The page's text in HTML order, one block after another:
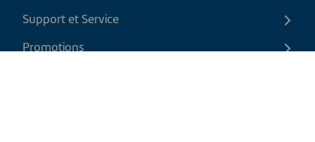
Support et Service
Promotions